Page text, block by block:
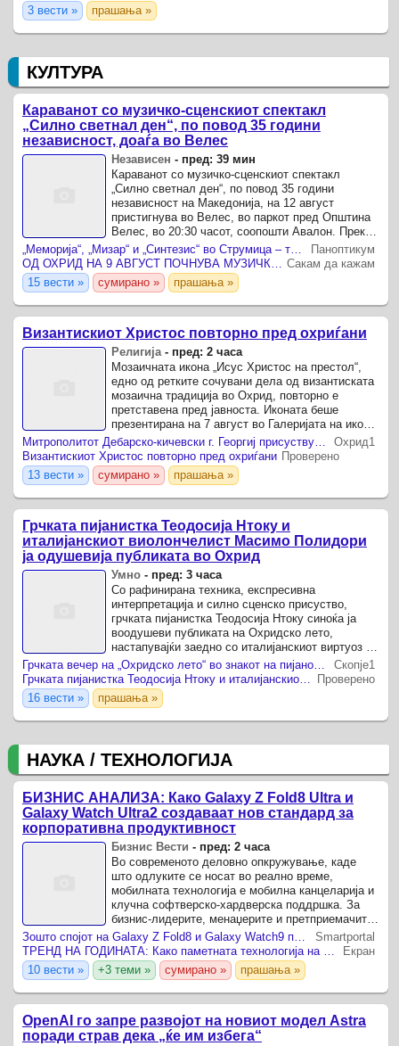
3 вести »
прашања »
КУЛТУРА
Караванот со музичкo-сценскиот спектакл
„Силно светнал ден“, по повод 35 години
независност, доаѓа во Велес
Независен - пред: 39 мин
Караванот со музичко-сценскиот спектакл
„Силно светнал ден“, по повод 35 години
независност на Македонија, на 12 август
пристигнува во Велес, во паркот пред Општина
Велес, во 20:30 часот, соопошти Авалон. Преку
музика, глума и танц, во форма на
мултимедијален сценски спектакл, ...
„Меморија“, „Мизар“ и „Синтезис“ во Струмица – три звука за 35 години независност
Паноптикум
ОД ОХРИД НА 9 АВГУСТ ПОЧНУВА МУЗИЧКИОТ КАРАВАН ЗА 35 ГОДИНИ НЕЗАВИСНОСТ, ВО СТРУМИЦА ЌЕ СВИРАТ „МЕМОРИЈА“, „МИЗАР“ И „СИНТЕЗИС“ Сакам да кажам
15 вести »
сумирано » прашања »
Византискиот Христос повторно пред охриѓани
Религија- пред: 2 часа
Мозаичната икона „Исус Христос на престол“,
едно од ретките сочувани дела од византиската
мозаична традиција во Охрид, повторно е
претставена пред јавноста. Иконата беше
презентирана на 7 август во Галеријата на икони
во Охрид, во рамките на одбележувањето на 75-
годишнината од ...
Митрополитот Дебарско-кичевски г. Георгиј присуствуваше на презентацијата на мозаичната икона „Исус Христос на престол“
Охрид1
Византискиот Христос повторно пред охриѓани Проверено
13 вести »
сумирано » прашања »
Грчката пијанистка Теодосија Нтоку и
италијанскиот виолончелист Масимо Полидори
ја одушевија публиката во Охрид
Умно- пред: 3 часа
Со рафинирана техника, експресивна
интерпретација и силно сценско присуство,
грчката пијанистка Теодосија Нтоку синоќа ја
воодушеви публиката на Охридско лето,
настапувајќи заедно со италијанскиот виртуоз на
виолончело Масимо Полидори.
Грчката вечер на „Охридско лето“ во знакот на пијаното и виолончелото: Нтоку и Полидори со извонреден настап во „Света Софија“
Скопје1
Грчката пијанистка Теодосија Нтоку и италијанскиот виолончелист Масимо Полидори ја одушевија публиката во Охрид
Проверено
16 вести »
прашања »
НАУКА / ТЕХНОЛОГИЈА
БИЗНИС АНАЛИЗА: Како Galaxy Z Fold8 Ultra и
Galaxy Watch Ultra2 создаваат нов стандард за
корпоративна продуктивност
Бизнис Вести - пред: 2 часа
Во современото деловно опкружување, каде
што одлуките се носат во реално време,
мобилната технологија е мобилна канцеларија и
клучна софтверско-хардверска поддршка. За
бизнис-лидерите, менаџерите и претприемачите,
ефикасноста зависи од брзината на пристап до
податоците и ...
Зошто спојот на Galaxy Z Fold8 и Galaxy Watch9 претставува практичен систем за продуктивност и добросостојба?
Smartportal
ТРЕНД НА ГОДИНАТА: Како паметната технологија на Samsung го редефинира дигиталниот баланс и грижата за себе
Екран
10 вести »
+3 теми » сумирано » прашања »
OpenAI го запре развојот на новиот модел Astra
поради страв дека „ќе им избега“